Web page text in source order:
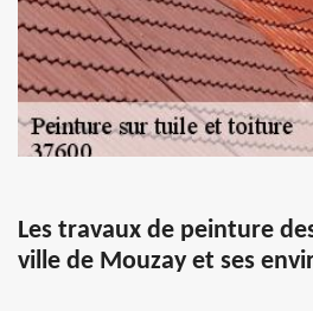
Les travaux de peinture
ville de Mouzay et ses